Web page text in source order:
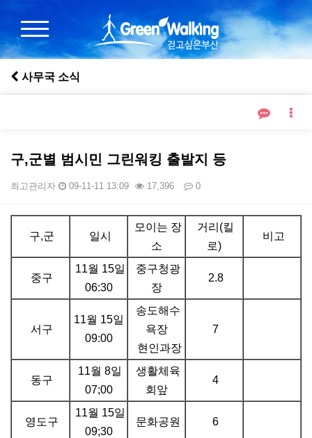
사무국 소식
구,군별 범시민 그린워킹 출발지 등
최고관리자 09-11-11 13:09 17,396 0
구,군 일시
모이는 장
소
거리(킬
로)
비고
중구
11월 15일
06:30
중구청광
장
2.8
서구
11월 15일
09:00
송도해수
욕장
현인과장
7
동구
11월 8일
07;00
생활체육
회앞
4
영도구
11월 15일
09;30
문화공원 6